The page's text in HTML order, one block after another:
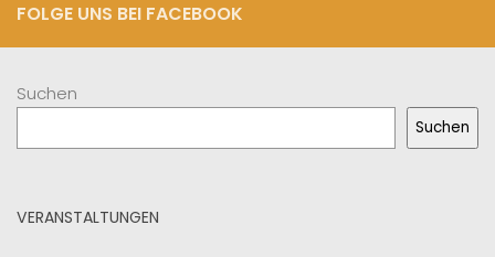
FOLGE UNS BEI FACEBOOK
Suchen
Suchen
VERANSTALTUNGEN